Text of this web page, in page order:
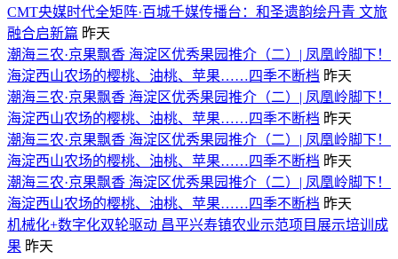
CMT央媒时代全矩阵·百城千媒传播台：和圣遗韵绘丹青 文旅
融合启新篇 昨天
潮海三农·京果飘香 海淀区优秀果园推介（二）| 凤凰岭脚下！
海淀西山农场的樱桃、油桃、苹果……四季不断档 昨天
潮海三农·京果飘香 海淀区优秀果园推介（二）| 凤凰岭脚下！
海淀西山农场的樱桃、油桃、苹果……四季不断档 昨天
潮海三农·京果飘香 海淀区优秀果园推介（二）| 凤凰岭脚下！
海淀西山农场的樱桃、油桃、苹果……四季不断档 昨天
潮海三农·京果飘香 海淀区优秀果园推介（二）| 凤凰岭脚下！
海淀西山农场的樱桃、油桃、苹果……四季不断档 昨天
机械化+数字化双轮驱动 昌平兴寿镇农业示范项目展示培训成
果 昨天